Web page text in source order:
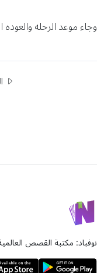
وجاء موعد الرحله
نوفباد: مكتبة القصص